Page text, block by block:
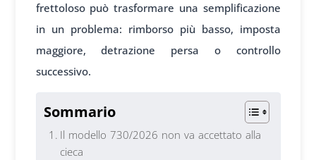
frettoloso può trasformare una semplificazione
in un problema: rimborso più basso, imposta
maggiore, detrazione persa o controllo
successivo.
Sommario
Il modello 730/2026 non va accettato alla
cieca